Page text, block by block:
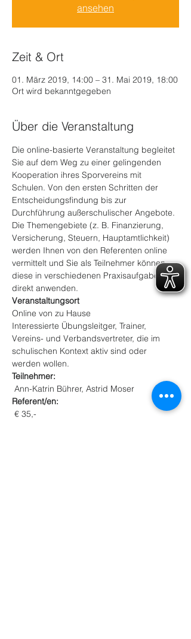
ansehen
Zeit & Ort
01. März 2019, 14:00 – 31. Mai 2019, 18:00
Ort wird bekanntgegeben
Über die Veranstaltung
Die online-basierte Veranstaltung begleitet
Sie auf dem Weg zu einer gelingenden
Kooperation ihres Sporvereins mit
Schulen. Von den ersten Schritten der
Entscheidungsfindung bis zur
Durchführung außerschulischer Angebote.
Die Themengebiete (z. B. Finanzierung,
Versicherung, Steuern, Hauptamtlichkeit)
werden Ihnen von den Referenten online
vermittelt und Sie als Teilnehmer können
diese in verschiedenen Praxisaufgaben
direkt anwenden.
Interessierte Übungsleitger, Trainer,
Vereins- und Verbandsvertreter, die im
schulischen Kontext aktiv sind oder
Teilnehmer:
Referent/en: